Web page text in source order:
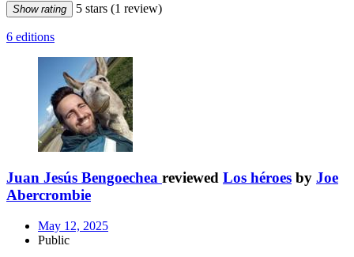
Show rating 5 stars (1 review)
6 editions
Juan Jesús Bengoechea reviewed Los héroes by Joe
Abercrombie
May 12, 2025
Public